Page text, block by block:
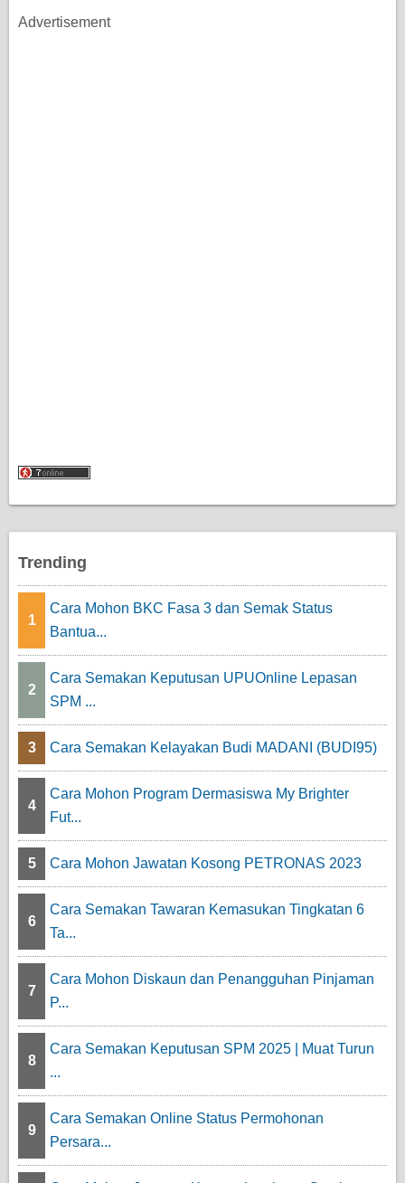
Advertisement
Trending
1
Cara Mohon BKC Fasa 3 dan Semak Status
Bantua...
2
Cara Semakan Keputusan UPUOnline Lepasan
SPM ...
3 Cara Semakan Kelayakan Budi MADANI (BUDI95)
4
Cara Mohon Program Dermasiswa My Brighter
Fut...
5 Cara Mohon Jawatan Kosong PETRONAS 2023
6
Cara Semakan Tawaran Kemasukan Tingkatan 6
Ta...
7
Cara Mohon Diskaun dan Penangguhan Pinjaman
P...
8
Cara Semakan Keputusan SPM 2025 | Muat Turun
...
9
Cara Semakan Online Status Permohonan
Persara...